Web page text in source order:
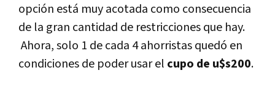
opción está muy acotada como consecuencia
de la gran cantidad de restricciones que hay.
Ahora, solo 1 de cada 4 ahorristas quedó en
condiciones de poder usar el cupo de u$s200.